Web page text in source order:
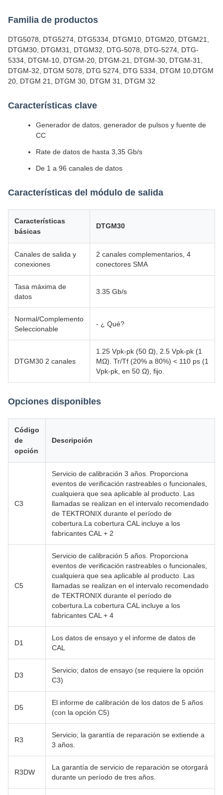
Familia de productos
DTG5078, DTG5274, DTG5334, DTGM10, DTGM20, DTGM21,
DTGM30, DTGM31, DTGM32, DTG-5078, DTG-5274, DTG-
5334, DTGM-10, DTGM-20, DTGM-21, DTGM-30, DTGM-31,
DTGM-32, DTGM 5078, DTG 5274, DTG 5334, DTGM 10,DTGM
20, DTGM 21, DTGM 30, DTGM 31, DTGM 32
Características clave
Generador de datos, generador de pulsos y fuente de
CC
Rate de datos de hasta 3,35 Gb/s
De 1 a 96 canales de datos
Características del módulo de salida
Características
básicas
DTGM30
Canales de salida y
conexiones
2 canales complementarios, 4
conectores SMA
Tasa máxima de
datos
3.35 Gb/s
Normal/Complemento
Seleccionable
- ¿ Qué?
DTGM30 2 canales
1.25 Vpk-pk (50 Ω), 2.5 Vpk-pk (1
MΩ). Tr/Tf (20% a 80%) < 110 ps (1
Vpk-pk, en 50 Ω), fijo.
Opciones disponibles
Código
de
opción
Descripción
C3
Servicio de calibración 3 años. Proporciona
eventos de verificación rastreables o funcionales,
cualquiera que sea aplicable al producto. Las
llamadas se realizan en el intervalo recomendado
de TEKTRONIX durante el período de
cobertura.La cobertura CAL incluye a los
fabricantes CAL + 2
C5
Servicio de calibración 5 años. Proporciona
eventos de verificación rastreables o funcionales,
cualquiera que sea aplicable al producto. Las
llamadas se realizan en el intervalo recomendado
de TEKTRONIX durante el período de
cobertura.La cobertura CAL incluye a los
fabricantes CAL + 4
D1
Los datos de ensayo y el informe de datos de
CAL
D3
Servicio; datos de ensayo (se requiere la opción
C3)
D5
El informe de calibración de los datos de 5 años
(con la opción C5)
R3
Servicio; la garantía de reparación se extiende a
3 años.
R3DW
La garantía de servicio de reparación se otorgará
durante un período de tres años.